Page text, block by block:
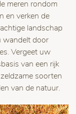
meren rondom
en verken de
landschap
wandelt door
Vergeet uw
van een rijk
soorten
van de natuur.